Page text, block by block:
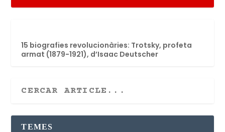
15 biografies revolucionàries: Trotsky, profeta
armat (1879-1921), d’Isaac Deutscher
TEMES